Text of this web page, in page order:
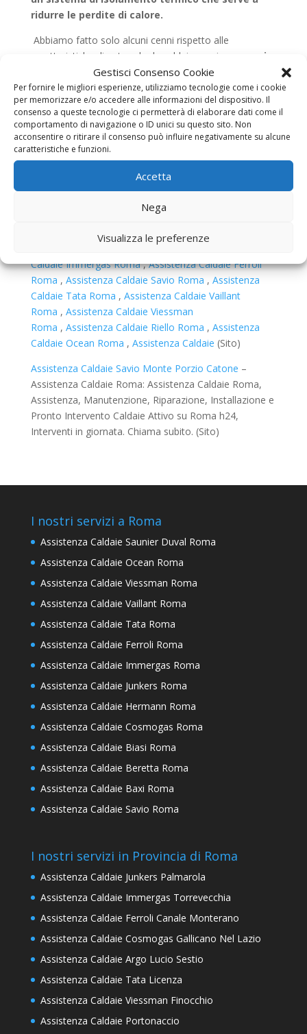
Gestisci Consenso Cookie
Per fornire le migliori esperienze, utilizziamo tecnologie come i cookie
per memorizzare e/o accedere alle informazioni del dispositivo. Il
consenso a queste tecnologie ci permetterà di elaborare dati come il
comportamento di navigazione o ID unici su questo sito. Non
acconsentire o ritirare il consenso può influire negativamente su alcune
caratteristiche e funzioni.
Accetta
Nega
Visualizza le preferenze
ridurre le perdite di calore.
Abbiamo fatto solo alcuni cenni rispetto alle
caratteristiche di entrambe le caldaie e poi s
aranno i
tecnici caldaisti che ci daranno dei consigli dopo
quando verranno a fare un sopralluogo a casa
nostra.
Link Utili:
Leggi anche: Assistenza Caldaie Ariston
Assistenza Caldaie Biasi Roma
Assistenza Caldaie Saunier
Assistenza Caldaie Hermann
Assistenza Caldaie Junkers Roma
Caldaie Immergas Roma,Assistenza Caldaie Ferroli
Roma , Assistenza Caldaie Savio Roma , Assistenza
Caldaie Tata Roma , Assistenza Caldaie Vaillant
Roma , Assistenza Caldaie Viessman
Roma , Assistenza Caldaie Riello Roma , Assistenza
Caldaie Ocean Roma , Assistenza Caldaie (Sito)
Assistenza Caldaie Savio Monte Porzio Catone –
Assistenza Caldaie Roma: Assistenza Caldaie Roma,
Assistenza, Manutenzione, Riparazione, Installazione e
Pronto Intervento Caldaie Attivo su Roma h24,
Interventi in giornata. Chiama subito. (Sito)
I nostri servizi a Roma
Assistenza Caldaie Saunier Duval Roma
Assistenza Caldaie Ocean Roma
Assistenza Caldaie Viessman Roma
Assistenza Caldaie Vaillant Roma
Assistenza Caldaie Tata Roma
Assistenza Caldaie Ferroli Roma
Assistenza Caldaie Immergas Roma
Assistenza Caldaie Junkers Roma
Assistenza Caldaie Hermann Roma
Assistenza Caldaie Cosmogas Roma
Assistenza Caldaie Biasi Roma
Assistenza Caldaie Beretta Roma
Assistenza Caldaie Baxi Roma
Assistenza Caldaie Savio Roma
I nostri servizi in Provincia di Roma
Assistenza Caldaie Junkers Palmarola
Assistenza Caldaie Immergas Torrevecchia
Assistenza Caldaie Ferroli Canale Monterano
Assistenza Caldaie Cosmogas Gallicano Nel Lazio
Assistenza Caldaie Argo Lucio Sestio
Assistenza Caldaie Tata Licenza
Assistenza Caldaie Viessman Finocchio
Assistenza Caldaie Portonaccio